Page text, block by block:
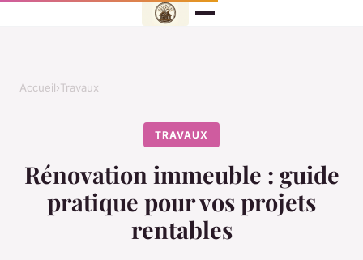
Accueil›Travaux
TRAVAUX
Rénovation immeuble : guide
pratique pour vos projets
rentables